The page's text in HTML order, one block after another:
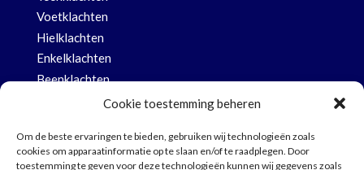
Cookie toestemming beheren
Om de beste ervaringen te bieden, gebruiken wij technologieën zoals
cookies om apparaatinformatie op te slaan en/of te raadplegen. Door
toestemming te geven voor deze technologieën kunnen wij gegevens zoals
Voetklachten
Hielklachten
Enkelklachten
Beenklachten
Knieklachten
Nagel- en huidklachten voet